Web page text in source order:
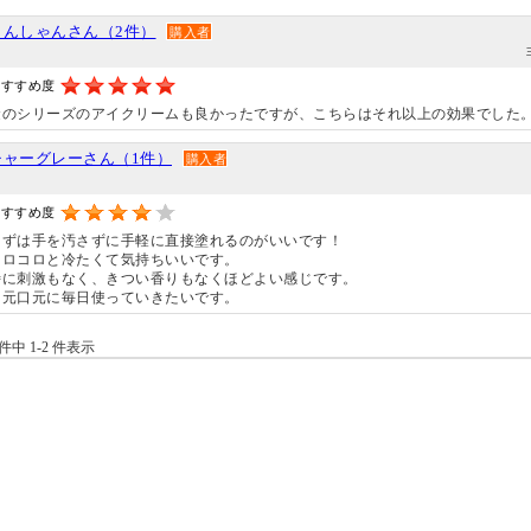
しゃんさん（2件） 購入者
すめ度
シリーズのアイクリームも良かったですが、こちらはそれ以上の効果でした
ーグレーさん（1件） 購入者
すめ度
は手を汚さずに手軽に直接塗れるのがいいです！
コロと冷たくて気持ちいいです。
刺激もなく、きつい香りもなくほどよい感じです。
口元に毎日使っていきたいです。
中 1-2 件表示